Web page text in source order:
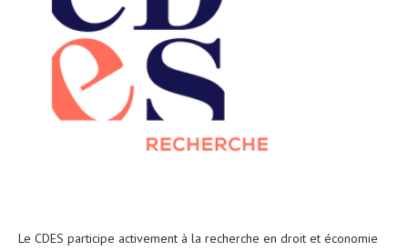
Le CDES participe activement à la recherche en droit et économie